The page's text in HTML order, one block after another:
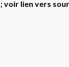
lien vers